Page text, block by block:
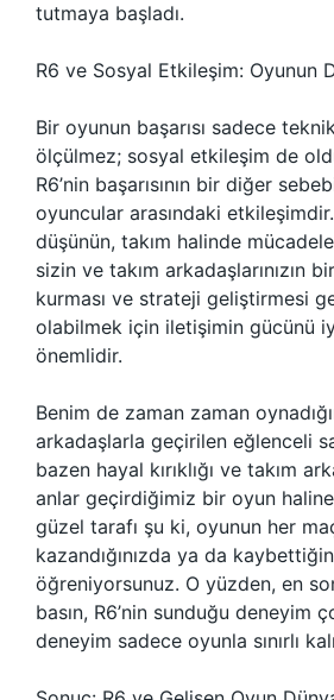
tutmaya başladı.
R6 ve Sosyal Etkileşim: Oyunun
Bir oyunun başarısı sadece
ölçülmez; sosyal etkileşim de
R6’nin başarısının bir diğer
oyuncular arasındaki
düşünün, takım halinde
sizin ve takım arkadaşlarınızın
kurması ve strateji geliştirmesi
olabilmek için iletişimin gücünü
önemlidir.
Benim de zaman zaman
arkadaşlarla geçirilen eğlenceli
bazen hayal kırıklığı ve takım
anlar geçirdiğimiz bir oyun
güzel tarafı şu ki, oyunun her
kazandığınızda ya da
öğreniyorsunuz. O yüzden, en
basın, R6’nin sunduğu deneyim
deneyim sadece oyunla sınırlı